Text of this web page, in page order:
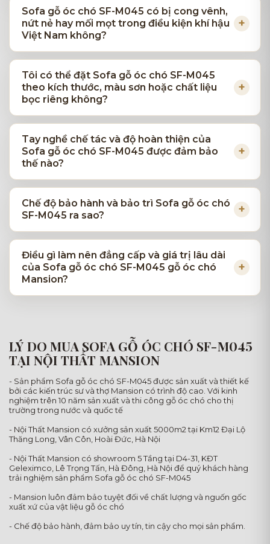
Sofa gỗ óc chó SF-M045 có bị cong vênh,
nứt nẻ hay mối mọt trong điều kiện khí hậu
Việt Nam không?
Tôi có thể đặt Sofa gỗ óc chó SF-M045
theo kích thước, màu sơn hoặc chất liệu
bọc riêng không?
Tay nghề chế tác và độ hoàn thiện của
Sofa gỗ óc chó SF-M045 được đảm bảo
thế nào?
Chế độ bảo hành và bảo trì Sofa gỗ óc chó
SF-M045 ra sao?
Điều gì làm nên đẳng cấp và giá trị lâu dài
của Sofa gỗ óc chó SF-M045 gỗ óc chó
Mansion?
LÝ DO MUA SOFA GỖ ÓC CHÓ SF-M045
TẠI NỘI THẤT MANSION
- Sản phẩm Sofa gỗ óc chó SF-M045 được sản xuất và thiết kế
bởi các kiến trúc sư và thợ Mansion có trình độ cao. Với kinh
nghiệm trên 10 năm sản xuất và thi công gỗ óc chó cho thị
trường trong nước và quốc tế
- Nội Thất Mansion có xưởng sản xuất 5000m2 tại Km12 Đại Lộ
Thăng Long, Vân Côn, Hoài Đức, Hà Nội
- Nội Thất Mansion có showroom 5 Tầng tại D4-31, KĐT
Geleximco, Lê Trọng Tấn, Hà Đông, Hà Nội để quý khách hàng
trải nghiệm sản phẩm Sofa gỗ óc chó SF-M045
- Mansion luôn đảm bảo tuyệt đối về chất lượng và nguốn gốc
xuất xứ của vật liệu gỗ óc chó
- Chế độ bảo hành, đảm bảo uy tín, tin cậy cho mọi sản phẩm.